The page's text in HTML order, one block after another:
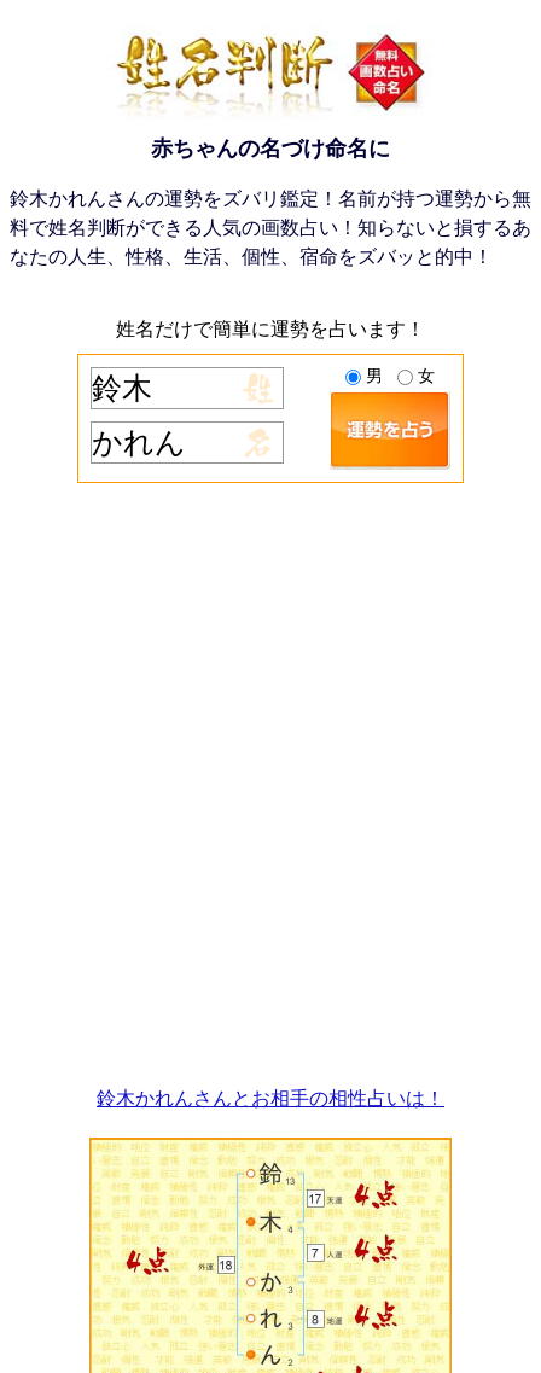
赤ちゃんの名づけ命名に
鈴木かれんさんの運勢をズバリ鑑定！名前が持つ運勢から無
料で姓名判断ができる人気の画数占い！知らないと損するあ
なたの人生、性格、生活、個性、宿命をズバッと的中！
姓名だけで簡単に運勢を占います！
男 女
鈴木かれんさんとお相手の相性占いは！